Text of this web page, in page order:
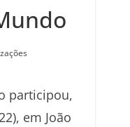
participou,
em João